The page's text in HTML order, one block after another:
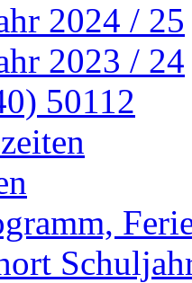
2024 / 25
2023 / 24
50112